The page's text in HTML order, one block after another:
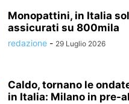
Monopattini, in Italia
assicurati su 800mila
redazione - 29 Luglio 2026
Caldo, tornano le
in Italia: Milano in pre-